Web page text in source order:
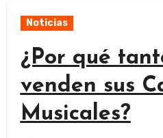
Noticias
¿Por qué
venden sus
Musicales?